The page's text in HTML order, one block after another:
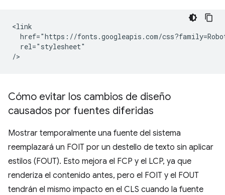
<link
href="https://fonts.googleapis.com/
  rel="stylesheet"
Cómo evitar los cambios de diseño
causados por fuentes diferidas
Mostrar temporalmente una fuente del sistema
reemplazará un FOIT por un destello de texto sin aplicar
estilos (FOUT). Esto mejora el FCP y el LCP, ya que
renderiza el contenido antes, pero el FOIT y el FOUT
tendrán el mismo impacto en el CLS cuando la fuente